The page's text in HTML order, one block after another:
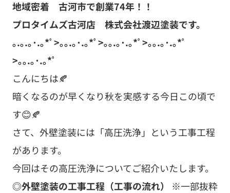
地域密着 古河市で創業74年！！
プロタイムズ古河店 株式会社渡辺塗装です。
｡.｡.｡･.｡*ﾟ>｡｡.｡･.｡*ﾟ>｡｡.｡･.｡*ﾟ>｡｡.｡･.｡*ﾟ
>｡｡.｡･.｡*ﾟ
こんにちは🍂
暗くなるのが早くなり秋を実感する今日この頃で
す😊🍂
さて、外壁塗装には「高圧洗浄」という工事工程
があります。
今回はその高圧洗浄についてご紹介いたします。
◎外壁塗装の工事工程（工事の流れ）
※一部抜粋